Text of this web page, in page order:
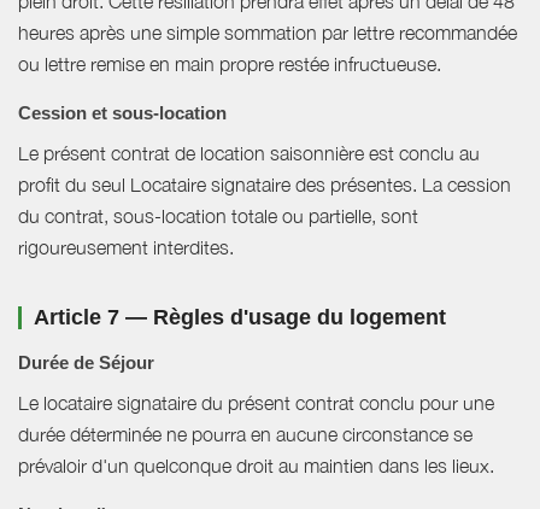
heures après une simple sommation par lettre recommandée
ou lettre remise en main propre restée infructueuse.
Cession et sous-location
Le présent contrat de location saisonnière est conclu au
profit du seul Locataire signataire des présentes. La cession
du contrat, sous-location totale ou partielle, sont
rigoureusement interdites.
Article 7 — Règles d'usage du logement
Durée de Séjour
Le locataire signataire du présent contrat conclu pour une
durée déterminée ne pourra en aucune circonstance se
prévaloir d'un quelconque droit au maintien dans les lieux.